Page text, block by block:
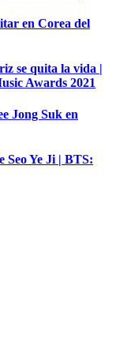
en Corea del
se quita la vida |
Awards 2021
Jong Suk en
Seo Ye Ji | BTS: